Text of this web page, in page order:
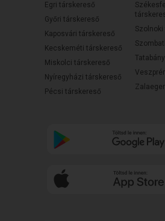
Egri társkereső
Győri társkereső
Kaposvári társkereső
Kecskeméti társkereső
Miskolci társkereső
Nyíregyházi társkereső
Pécsi társkereső